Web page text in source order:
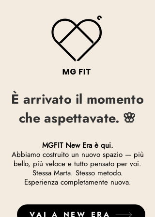
È arrivato il momento
che aspettavate. 🌸
MGFIT New Era è qui.
Abbiamo costruito un nuovo spazio — più
bello, più veloce e tutto pensato per voi.
Stessa Marta. Stesso metodo.
Esperienza completamente nuova.
VAI A NEW ERA